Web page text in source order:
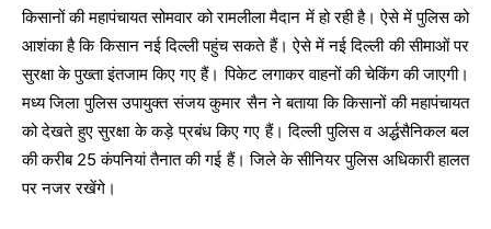
किसानों की महापंचायत सोमवार को रामलीला मैदान में हो रही है। ऐसे में पुलिस को
आशंका है कि किसान नई दिल्ली पहुंच सकते हैं। ऐसे में नई दिल्ली की सीमाओं पर
सुरक्षा के पुख्ता इंतजाम किए गए हैं। पिकेट लगाकर वाहनों की चेकिंग की जाएगी।
मध्य जिला पुलिस उपायुक्त संजय कुमार सैन ने बताया कि किसानों की महापंचायत
को देखते हुए सुरक्षा के कड़े प्रबंध किए गए हैं। दिल्ली पुलिस व अर्द्धसैनिकल बल
की करीब 25 कंपनियां तैनात की गई हैं। जिले के सीनियर पुलिस अधिकारी हालत
पर नजर रखेंगे।